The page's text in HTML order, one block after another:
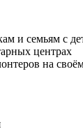
и семьям с
центрах
на